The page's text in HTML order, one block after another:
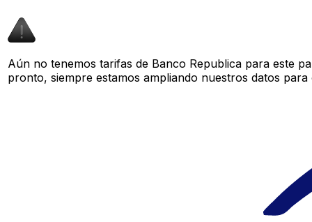
Aún no tenemos tarifas de Banco Republica para este
pronto, siempre estamos ampliando nuestros datos